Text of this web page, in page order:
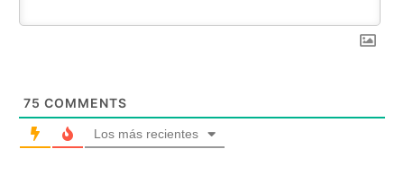
75 COMMENTS
Los más recientes